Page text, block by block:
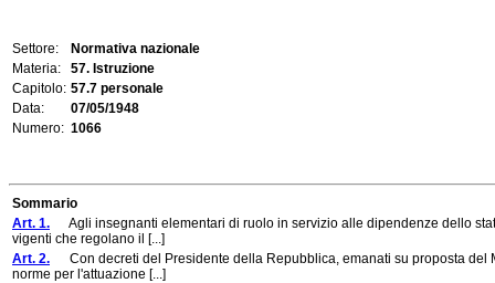
Settore:
Normativa nazionale
Materia:
57. Istruzione
Capitolo: 57.7 personale
Data:
07/05/1948
Numero: 1066
Sommario
Art. 1. Agli insegnanti elementari di ruolo in servizio alle dipendenze dello
vigenti che regolano il [...]
Art. 2. Con decreti del Presidente della Repubblica, emanati su proposta del
norme per l'attuazione [...]